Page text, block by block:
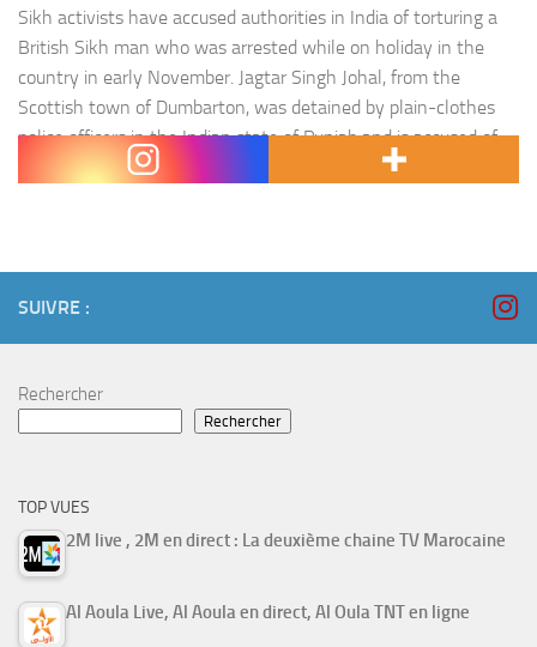
Sikh activists have accused authorities in India of torturing a
British Sikh man who was arrested while on holiday in the
country in early November. Jagtar Singh Johal, from the
Scottish town of Dumbarton, was detained by plain-clothes
police officers in the Indian state of Punjab and is accused of
involvement in the targeted killing of…
SUIVRE :
Rechercher
Rechercher
TOP VUES
2M live , 2M en direct : La deuxième chaine TV Marocaine
Al Aoula Live, Al Aoula en direct, Al Oula TNT en ligne